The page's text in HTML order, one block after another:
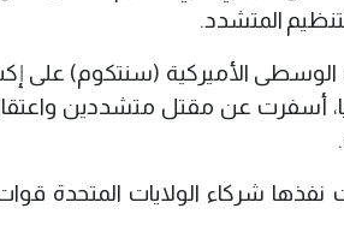
المتشدد.
أسفرت عن مقتل متشددين
شركاء الولايات المتحدة